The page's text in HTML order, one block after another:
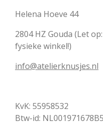
Helena Hoeve 44
2804 HZ Gouda (Let
fysieke winkel!)
info@atelierknusjes.nl
KvK: 55958532
Btw-id: